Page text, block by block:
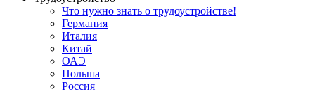
Что нужно знать о трудоустройстве!
Германия
Италия
Китай
ОАЭ
Польша
Россия